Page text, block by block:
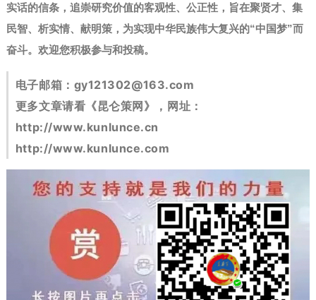
实话的信条，追崇研究价值的客观性、公正性，旨在聚贤才、集
民智、析实情、献明策，为实现中华民族伟大复兴的“中国梦”而
奋斗。 欢迎您积极参与和投稿。
电子邮箱： gy121302@163.com
更多文章请看《昆仑策网》，网址：
http://www.kunlunce.cn
http://www.kunlunce.com